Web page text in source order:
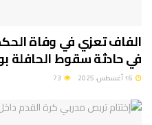
الفاف تعزي في وفاة
في حادثة سقوط الحافلة